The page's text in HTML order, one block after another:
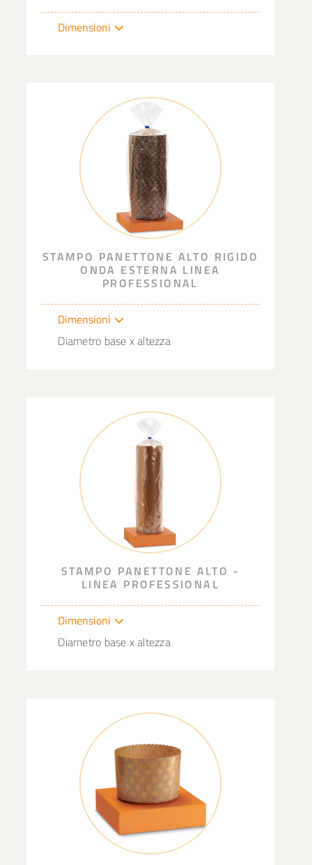
Dimensioni
STAMPO PANETTONE ALTO RIGIDO
ONDA ESTERNA LINEA
PROFESSIONAL
Dimensioni
Diametro base x altezza
STAMPO PANETTONE ALTO -
LINEA PROFESSIONAL
Dimensioni
Diametro base x altezza